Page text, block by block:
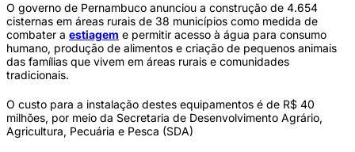
O governo de Pernambuco anunciou a construção de 4.654
cisternas em áreas rurais de 38 municípios como medida de
combater a estiagem e permitir acesso à água para consumo
humano, produção de alimentos e criação de pequenos animais
das famílias que vivem em áreas rurais e comunidades
tradicionais.
O custo para a instalação destes equipamentos é de R$ 40
milhões, por meio da Secretaria de Desenvolvimento Agrário,
Agricultura, Pecuária e Pesca (SDA)